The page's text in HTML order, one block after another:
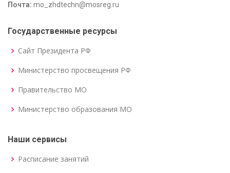
Почта: mo_zhdtechn@mosreg.ru
Государственные ресурсы
Сайт Президента РФ
Министерство просвещения РФ
Правительство МО
Министерство образования МО
Наши сервисы
Расписание занятий